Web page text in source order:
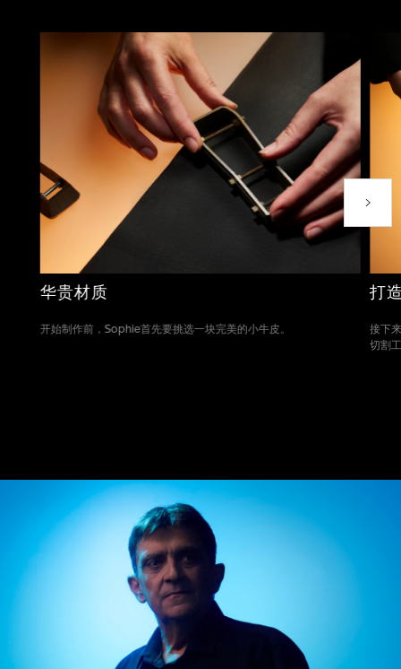
下一个
华贵材质
开始制作前，Sophie首先要挑选一块完美的小牛皮。
打
接下
切割